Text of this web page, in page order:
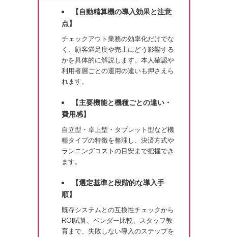
【自動精算機の導入効果と注意
点】
チェックアウト業務の効率化だけでな
く、顧客満足度や売上にどう影響する
かを具体的に解説します。本人確認や
利用者層ごとの運用の違いも押さえら
れます。
【主要機能と機種ごとの違い・
費用感】
自立型・卓上型・タブレット型など機
種タイプの特徴を整理し、決済方式や
ランニングコストの目安まで把握でき
ます。
【選定基準と段階的な導入手
順】
既存システムとの互換性チェックから
ROI試算、ベンダー比較、スタッフ教
育まで、失敗しない導入のステップを